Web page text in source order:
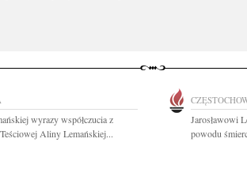
wyrazy współczucia z
Aliny Lemańskiej...
Jarosławowi
powodu